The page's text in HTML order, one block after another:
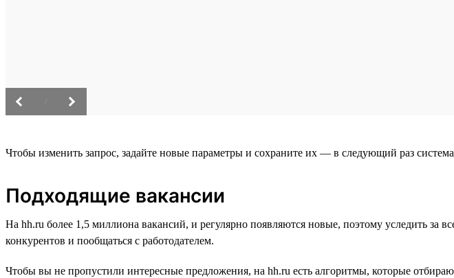
Чтобы изменить запрос, задайте новые параметры и сохраните их — в следующий раз
Подходящие вакансии
На hh.ru более 1,5 миллиона вакансий, и регулярно появляются новые, поэтому уследить
конкурентов и пообщаться с работодателем.
Чтобы вы не пропустили интересные предложения, на hh.ru есть алгоритмы, которые